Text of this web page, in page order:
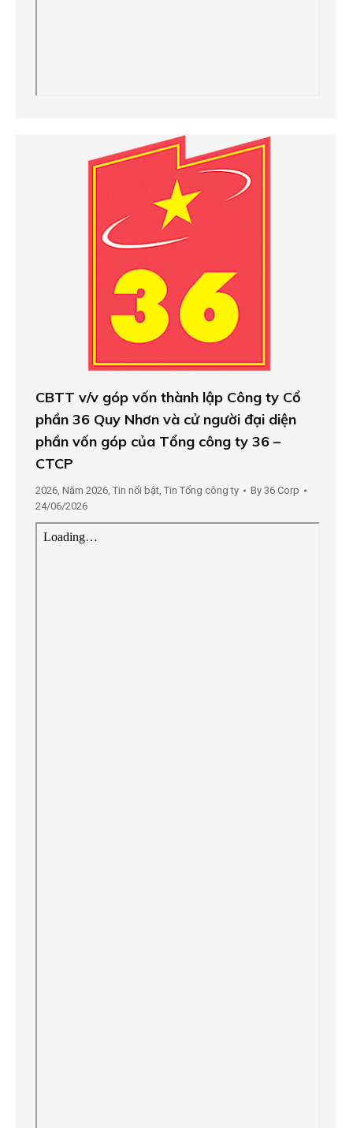
CBTT v/v góp vốn thành lập Công ty Cổ
phần 36 Quy Nhơn và cử người đại diện
phần vốn góp của Tổng công ty 36 –
CTCP
2026 Năm 2026 Tin nổi bật Tin Tổng công ty By 36 Corp
24/06/2026